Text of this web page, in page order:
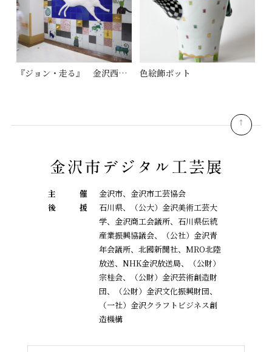
『ジョン・走る』 金沢西病院1Fロビー 色絵飾ポット
主 催
金沢市、金沢市工芸協会
後
援
石川県、（公大）金沢美術工芸大
学、金沢商工会議所、石川県伝統
産業振興協議会、
（公社）金沢青
年会議所、北國新聞社、MRO北陸
放送、NHK金沢放送局、（公財）
宗桂会、
（公財）金沢芸術創造財
団、（公財）金沢文化振興財団、
（一社）金沢クラフトビジネス創
造機構